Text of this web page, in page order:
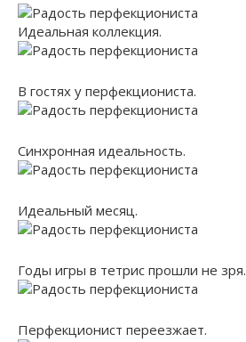
Идеальная коллекция.
В гостях у перфекциониста.
Синхронная идеальность.
Идеальный месяц.
Годы игры в тетрис прошли не зря.
Перфекционист переезжает.